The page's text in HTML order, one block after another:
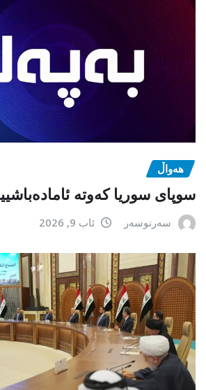
هەواڵ
سوپای سوریا کەوتە
سەرنوسەر ئاب 9, 2026